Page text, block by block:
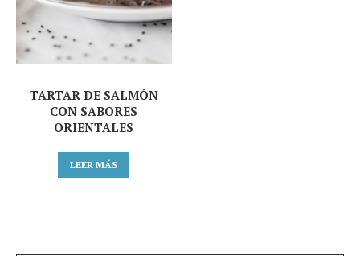
TARTAR DE SALMÓN
CON SABORES
ORIENTALES
LEER MÁS